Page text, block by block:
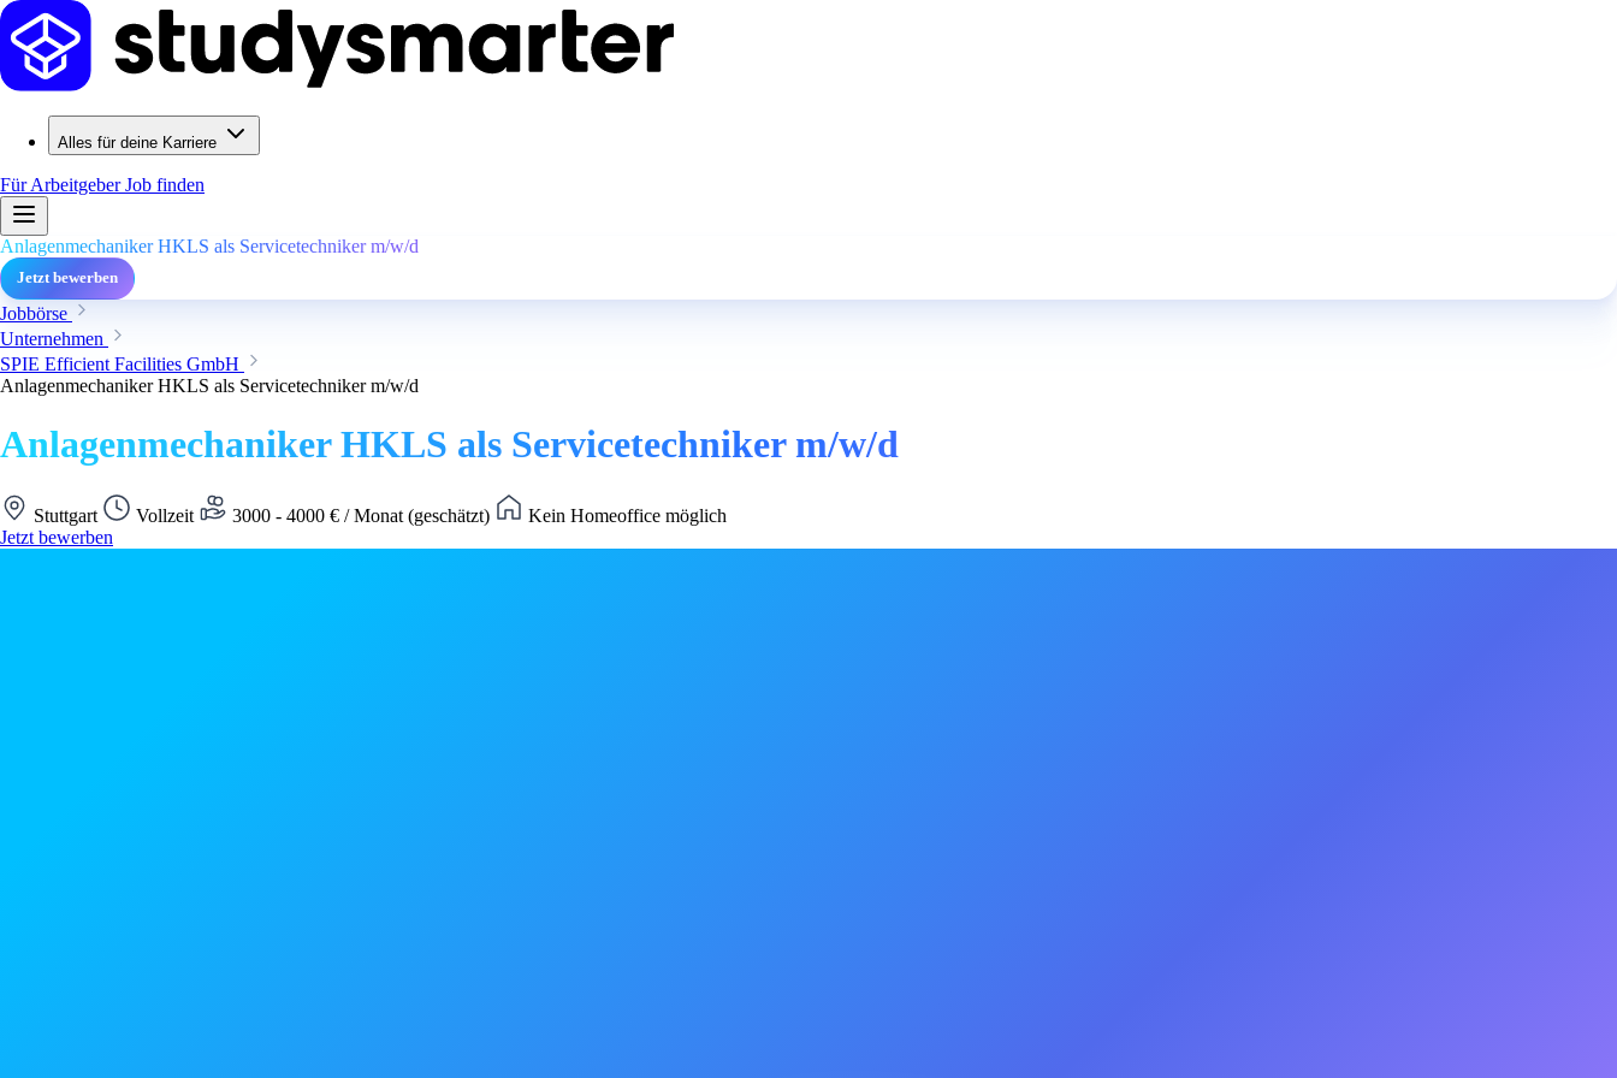
Alles für deine Karriere
Für ArbeitgeberJob finden
Anlagenmechaniker HKLS als Servicetechniker m/w/d
Jetzt bewerben
Jobbörse
Unternehmen
SPIE Efficient Facilities GmbH
Anlagenmechaniker HKLS als Servicetechniker m/w/d
Anlagenmechaniker HKLS als Servicetechniker m/w/d
Stuttgart Vollzeit 3000 - 4000 € / Monat (geschätzt)
Kein Homeoffice möglich
Jetzt bewerben